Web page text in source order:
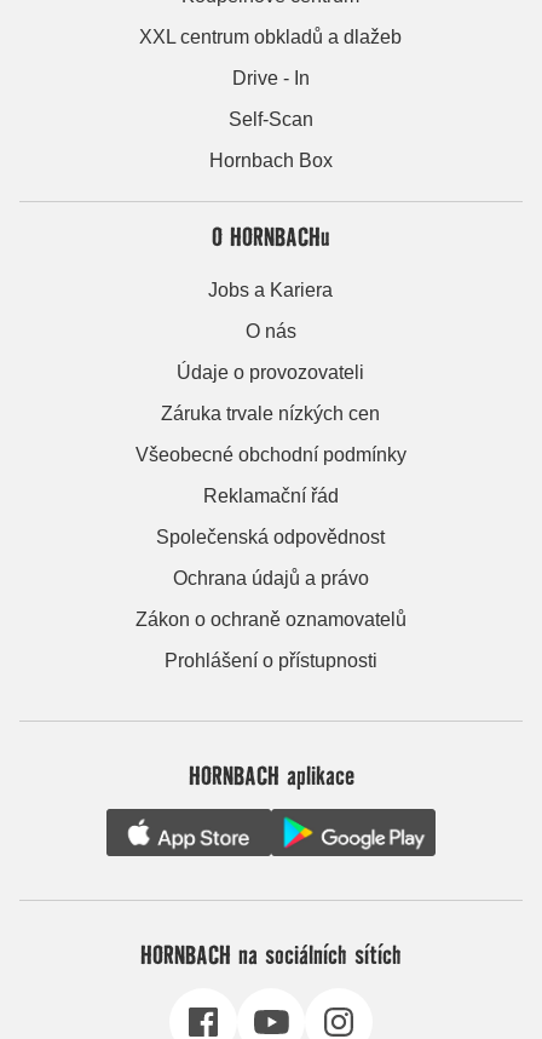
XXL centrum obkladů a dlažeb
Drive - In
Self-Scan
Hornbach Box
O HORNBACHu
Jobs a Kariera
O nás
Údaje o provozovateli
Záruka trvale nízkých cen
Všeobecné obchodní podmínky
Reklamační řád
Společenská odpovědnost
Ochrana údajů a právo
Zákon o ochraně oznamovatelů
Prohlášení o přístupnosti
HORNBACH aplikace
HORNBACH na sociálních sítích